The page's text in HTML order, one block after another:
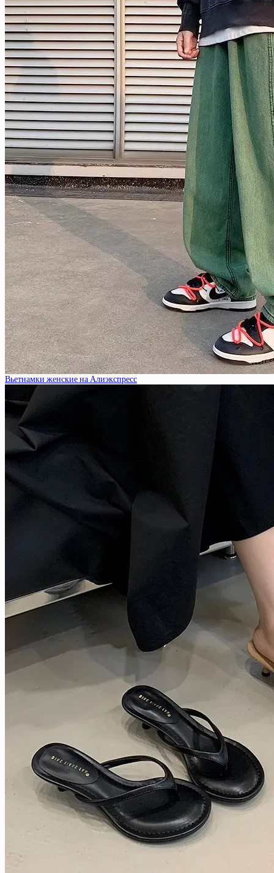
Вьетнамки женские на Алиэкспресс